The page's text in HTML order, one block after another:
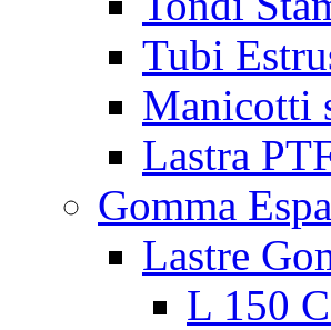
Tubi
Manicotti
Lastra
Gomma
Lastre
L 150